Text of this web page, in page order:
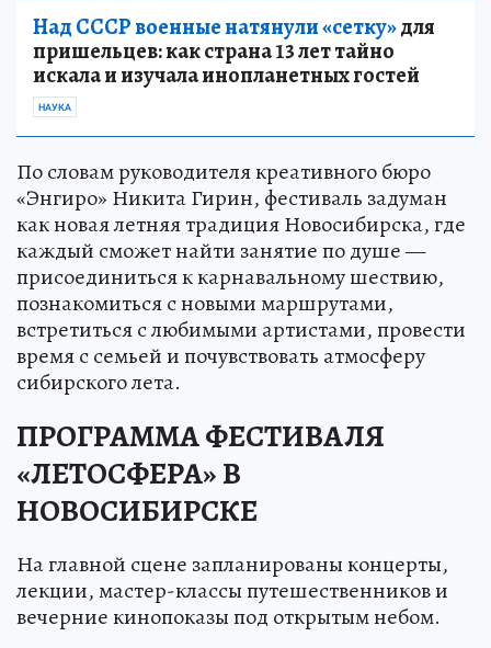
Над СССР военные натянули «сетку»для
пришельцев: как страна 13 лет тайно
искала и изучала инопланетных гостей
НАУКА
По словам руководителя креативного бюро
«Энгиро» Никита Гирин, фестиваль задуман
как новая летняя традиция Новосибирска, где
каждый сможет найти занятие по душе —
присоединиться к карнавальному шествию,
познакомиться с новыми маршрутами,
встретиться с любимыми артистами, провести
время с семьей и почувствовать атмосферу
сибирского лета.
ПРОГРАММА ФЕСТИВАЛЯ
«ЛЕТОСФЕРА» В
НОВОСИБИРСКЕ
На главной сцене запланированы концерты,
лекции, мастер-классы путешественников и
вечерние кинопоказы под открытым небом.